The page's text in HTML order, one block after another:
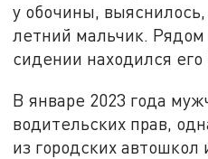
у обочины,
летний мальчик.
сидении находился
В январе 2023 года
водительских прав,
из городских автошкол